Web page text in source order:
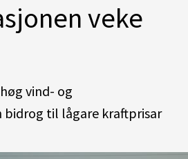
veke
vind- og
til lågare kraftprisar